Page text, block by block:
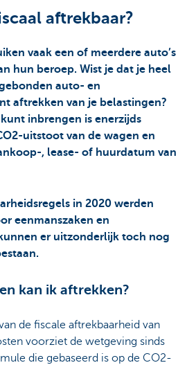
aftrekbaar?
vaak een of meerdere auto’s
hun beroep. Wist je dat je heel
auto- en
aftrekken van je belastingen?
inbrengen is enerzijds
uitstoot van de wagen en
, lease- of huurdatum van
in 2020 werden
eenmanszaken en
er uitzonderlijk toch nog
kan ik aftrekken?
de fiscale aftrekbaarheid van
voorziet de wetgeving sinds
die gebaseerd is op de CO2-